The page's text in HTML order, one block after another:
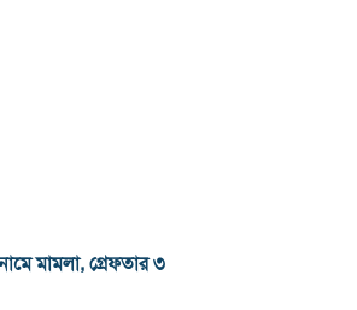
মামলা, গ্রেফতার ৩